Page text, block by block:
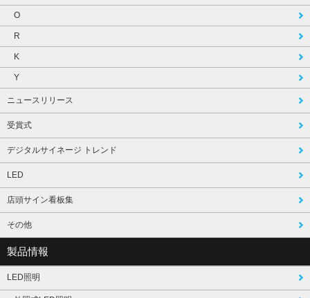
O
R
K
Y
ニュースリリース
受賞式
デジタルサイネージ トレンド
LED
店頭サイン看板集
その他
製品情報
LED照明